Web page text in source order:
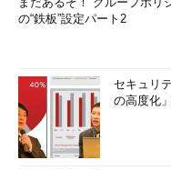
の“鉄板”設定パート2
セキュリ
の高度化